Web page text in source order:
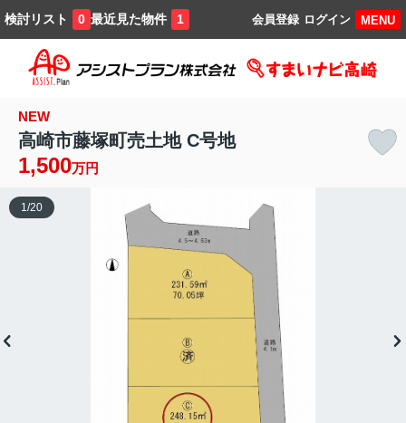
検討リスト 0 最近見た物件 1 MENU
ログイン
会員登録
NEW
高崎市藤塚町売土地 C号地
1,500万円
1 /20